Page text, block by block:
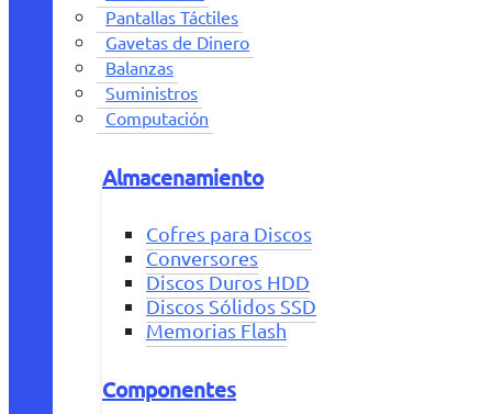
Pantallas Táctiles
Gavetas de Dinero
Balanzas
Suministros
Computación
Almacenamiento
Cofres para Discos
Conversores
Discos Duros HDD
Discos Sólidos SSD
Memorias Flash
Componentes